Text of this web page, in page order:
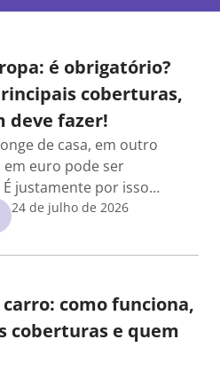
é obrigatório?
coberturas,
deve fazer!
de casa, em outro
em euro pode ser
justamente por isso…
24 de julho de 2026
como funciona,
coberturas e quem